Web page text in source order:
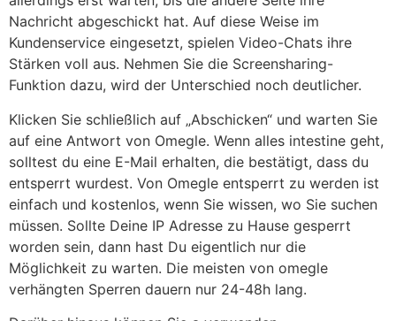
Nachricht abgeschickt hat. Auf diese Weise im
Kundenservice eingesetzt, spielen Video-Chats ihre
Stärken voll aus. Nehmen Sie die Screensharing-
Funktion dazu, wird der Unterschied noch deutlicher.
Klicken Sie schließlich auf „Abschicken“ und warten Sie
auf eine Antwort von Omegle. Wenn alles intestine geht,
solltest du eine E-Mail erhalten, die bestätigt, dass du
entsperrt wurdest. Von Omegle entsperrt zu werden ist
einfach und kostenlos, wenn Sie wissen, wo Sie suchen
müssen. Sollte Deine IP Adresse zu Hause gesperrt
worden sein, dann hast Du eigentlich nur die
Möglichkeit zu warten. Die meisten von omegle
verhängten Sperren dauern nur 24-48h lang.